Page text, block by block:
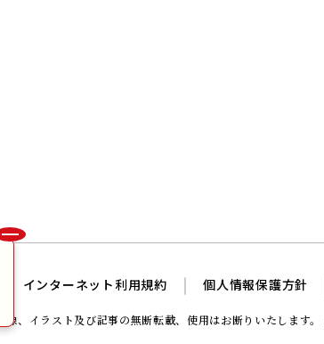
インターネット利用規約 個人情報保護方針
像、イラスト及び記事の無断転載、使用はお断りいたします。